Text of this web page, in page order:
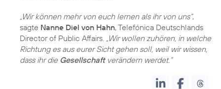
„Wir können mehr von euch lernen als ihr von uns“,
sagte Nanne Diel von Hahn, Telefónica Deutschlands
Director of Public Affairs.
„Wir wollen zuhören, in welche
Richtung es aus eurer Sicht gehen soll, weil wir wissen,
dass ihr die Gesellschaftverändern werdet.“